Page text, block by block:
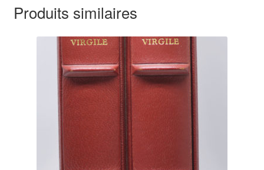
Produits similaires